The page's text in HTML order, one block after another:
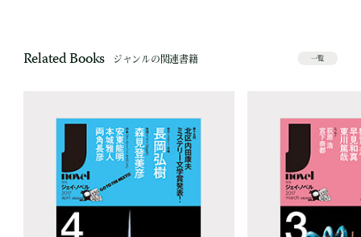
Related Books ジャンルの関連書籍 一覧